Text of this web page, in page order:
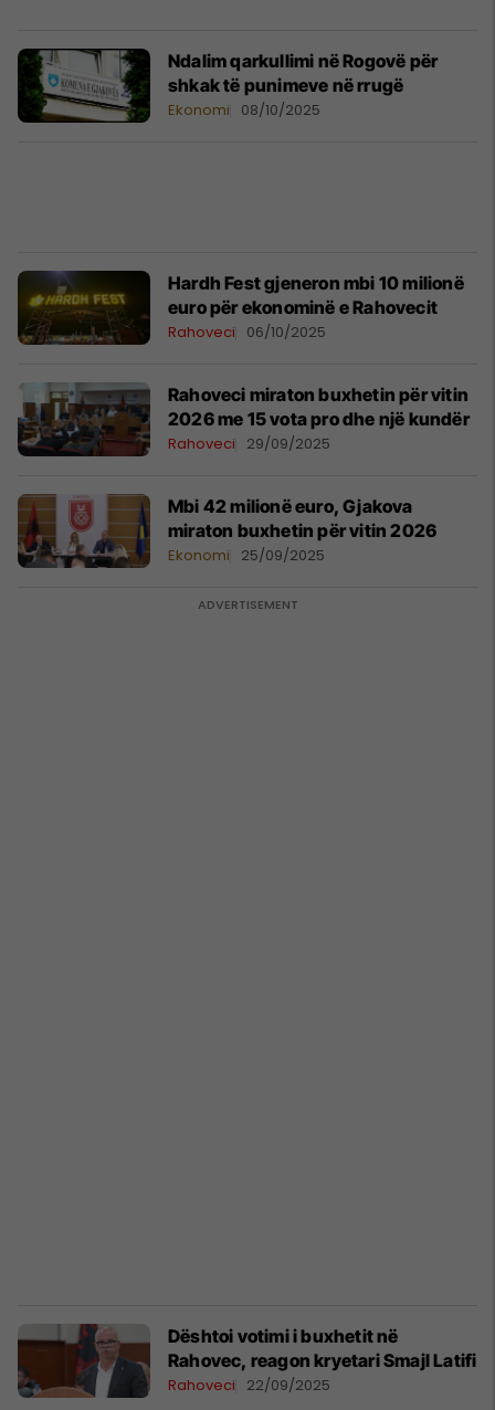
Ndalim qarkullimi në Rogovë për
shkak të punimeve në rrugë
Ekonomi 08/10/2025
Hardh Fest gjeneron mbi 10 milionë
euro për ekonominë e Rahovecit
Rahoveci 06/10/2025
Rahoveci miraton buxhetin për vitin
2026 me 15 vota pro dhe një kundër
Rahoveci 29/09/2025
Mbi 42 milionë euro, Gjakova
miraton buxhetin për vitin 2026
Ekonomi 25/09/2025
Dështoi votimi i buxhetit në
Rahovec, reagon kryetari Smajl Latifi
Rahoveci 22/09/2025